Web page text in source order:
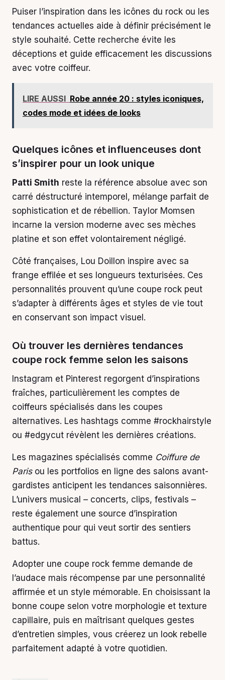
Puiser l’inspiration dans les icônes du rock ou les
tendances actuelles aide à définir précisément le
style souhaité. Cette recherche évite les
déceptions et guide efficacement les discussions
avec votre coiffeur.
LIRE AUSSI Robe année 20 : styles iconiques,
codes mode et idées de looks
Quelques icônes et influenceuses dont
s’inspirer pour un look unique
Patti Smith reste la référence absolue avec son
carré déstructuré intemporel, mélange parfait de
sophistication et de rébellion. Taylor Momsen
incarne la version moderne avec ses mèches
platine et son effet volontairement négligé.
Côté françaises, Lou Doillon inspire avec sa
frange effilée et ses longueurs texturisées. Ces
personnalités prouvent qu’une coupe rock peut
s’adapter à différents âges et styles de vie tout
en conservant son impact visuel.
Où trouver les dernières tendances
coupe rock femme selon les saisons
Instagram et Pinterest regorgent d’inspirations
fraîches, particulièrement les comptes de
coiffeurs spécialisés dans les coupes
alternatives. Les hashtags comme #rockhairstyle
ou #edgycut révèlent les dernières créations.
Les magazines spécialisés comme Coiffure de
Parisou les portfolios en ligne des salons avant-
gardistes anticipent les tendances saisonnières.
L’univers musical – concerts, clips, festivals –
reste également une source d’inspiration
authentique pour qui veut sortir des sentiers
battus.
Adopter une coupe rock femme demande de
l’audace mais récompense par une personnalité
affirmée et un style mémorable. En choisissant la
bonne coupe selon votre morphologie et texture
capillaire, puis en maîtrisant quelques gestes
d’entretien simples, vous créerez un look rebelle
parfaitement adapté à votre quotidien.